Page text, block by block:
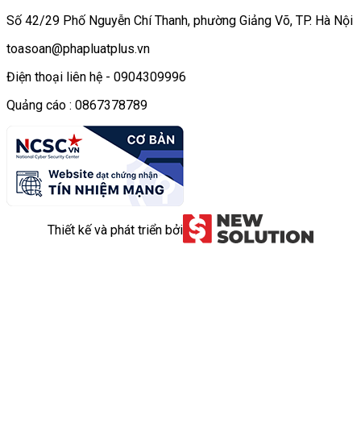
Số 42/29 Phố Nguyễn Chí Thanh, phường Giảng Võ, TP. Hà Nội
toasoan@phapluatplus.vn
Điện thoại liên hệ - 0904309996
Quảng cáo : 0867378789
Thiết kế và phát triển bởi